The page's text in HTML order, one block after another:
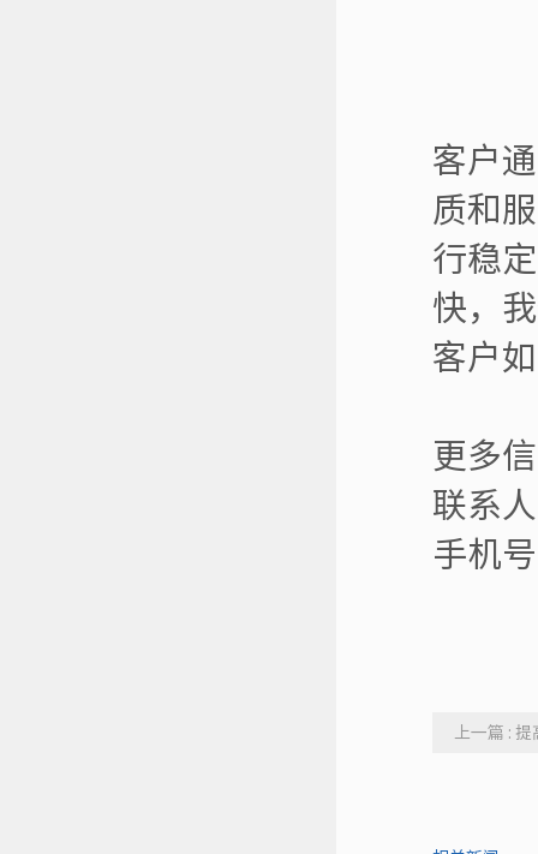
客户
质和
行稳
快，
客户
更多
联系
手机
上一篇 :